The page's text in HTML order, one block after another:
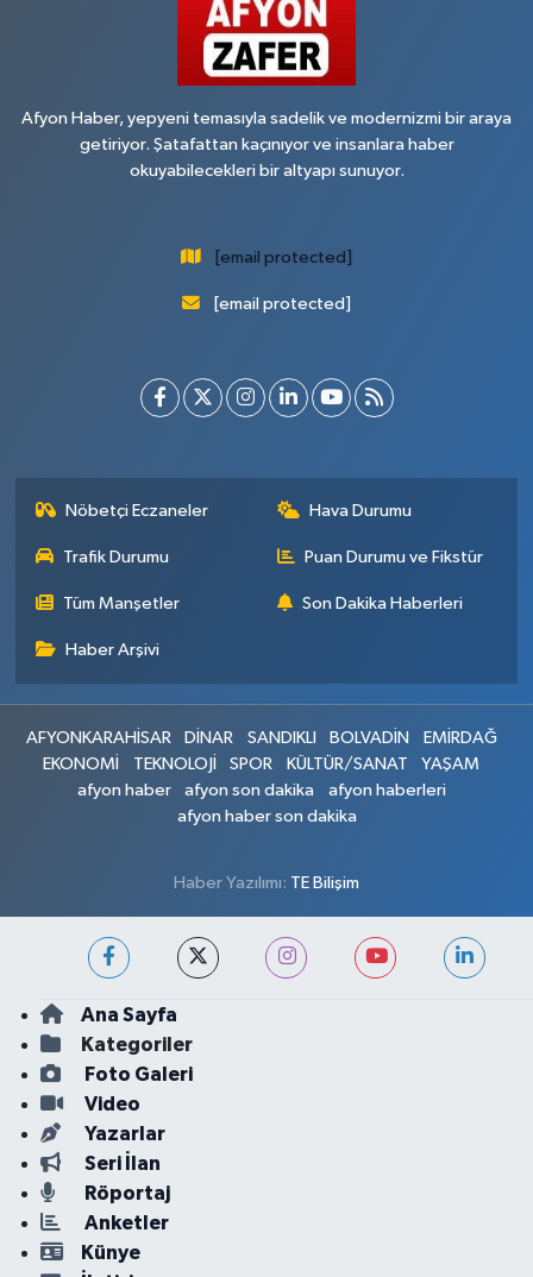
Afyon Haber, yepyeni temasıyla sadelik ve modernizmi bir araya
getiriyor. Şatafattan kaçınıyor ve insanlara haber
okuyabilecekleri bir altyapı sunuyor.
[email protected]
[email protected]
Nöbetçi Eczaneler Hava Durumu
Trafik Durumu Puan Durumu ve Fikstür
Tüm Manşetler Son Dakika Haberleri
Haber Arşivi
AFYONKARAHİSAR DİNAR SANDIKLI BOLVADİN
EMİRDAĞ
EKONOMİ
TEKNOLOJİ SPOR KÜLTÜR/SANAT
YAŞAM
afyon haber
afyon son dakika
afyon haberleri
afyon haber son dakika
Haber Yazılımı: TE Bilişim
Ana Sayfa
Kategoriler
Foto Galeri
Video
Yazarlar
Seri İlan
Röportaj
Anketler
Künye